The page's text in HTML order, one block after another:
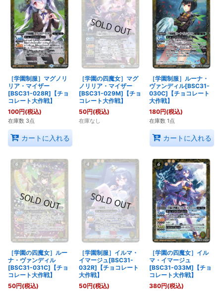
［学園制服］マグノリ
リア・マイザー
[BSC31-028R]【チョ
コレート大作戦】
100円(税込)
在庫数 3点
カートに入れる
［学園の四魔女］マグ
ノリリア・マイザー
[BSC31-029M]【チョ
コレート大作戦】
50円(税込)
在庫なし
［学園制服］ルーナ・
ヴァンディル[BSC31-
030C]【チョコレート
大作戦】
180円(税込)
在庫数 1点
カートに入れる
［学園の四魔女］ルー
ナ・ヴァンディル
[BSC31-031C]【チョ
コレート大作戦】
50円(税込)
［学園制服］イルマ・
イマージュ[BSC31-
032R]【チョコレート
大作戦】
50円(税込)
［学園の四魔女］イル
マ・イマージュ
[BSC31-033M]【チョ
コレート大作戦】
380円(税込)